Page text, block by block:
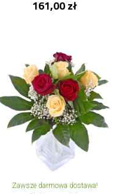
161,00 zł
Zawsze darmowa dostawa!